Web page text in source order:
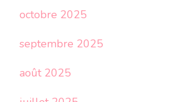
octobre 2025
septembre 2025
août 2025